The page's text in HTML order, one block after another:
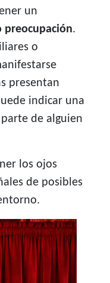
un
preocupación.
o
presentan
indicar una
de alguien
los ojos
de posibles